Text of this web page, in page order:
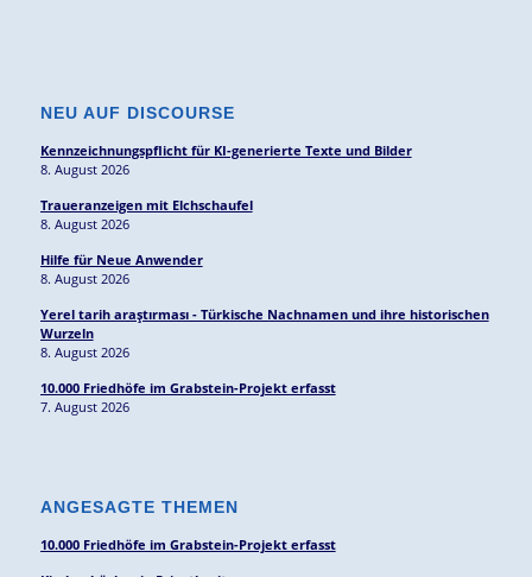
NEU AUF DISCOURSE
Kennzeichnungspflicht für KI-generierte Texte und Bilder
8. August 2026
Traueranzeigen mit Elchschaufel
8. August 2026
Hilfe für Neue Anwender
8. August 2026
Yerel tarih araştırması - Türkische Nachnamen und ihre historischen
Wurzeln
8. August 2026
10.000 Friedhöfe im Grabstein-Projekt erfasst
7. August 2026
ANGESAGTE THEMEN
10.000 Friedhöfe im Grabstein-Projekt erfasst